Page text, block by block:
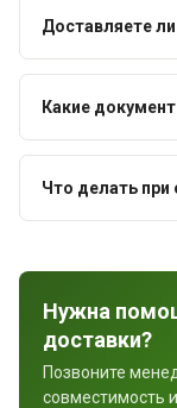
Доставляете
Какие
Что делать при
Нужна
доставки?
Позвоните
совместимость